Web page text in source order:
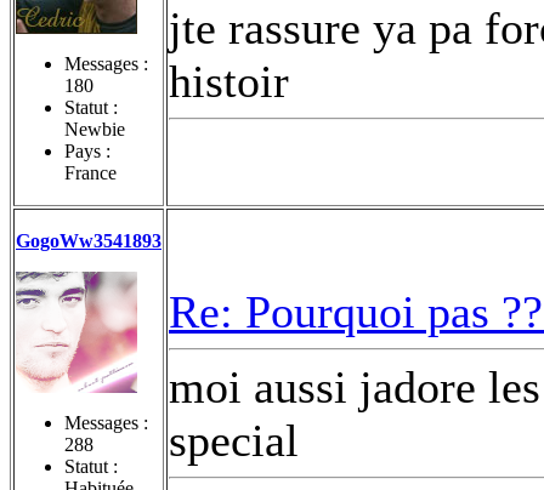
Messages :
180
Statut :
Newbie
Pays :
France
jte rassure ya pa
histoir
GogoWw3541893
Messages :
288
Statut :
Re: Pourquoi pas
moi aussi jadore
special